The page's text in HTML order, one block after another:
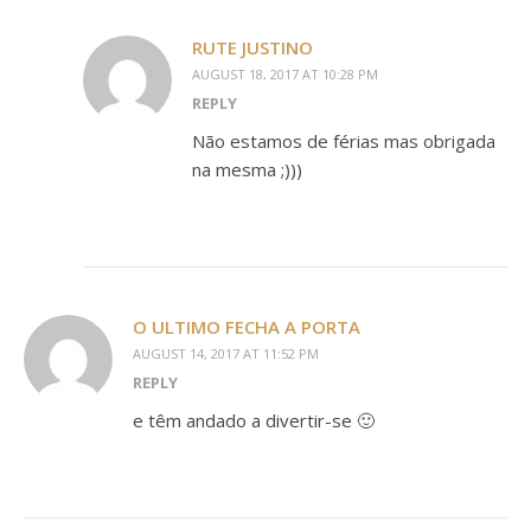
RUTE JUSTINO
AUGUST 18, 2017 AT 10:28 PM
REPLY
Não estamos de férias mas obrigada
na mesma ;)))
O ULTIMO FECHA A PORTA
AUGUST 14, 2017 AT 11:52 PM
REPLY
e têm andado a divertir-se 🙂